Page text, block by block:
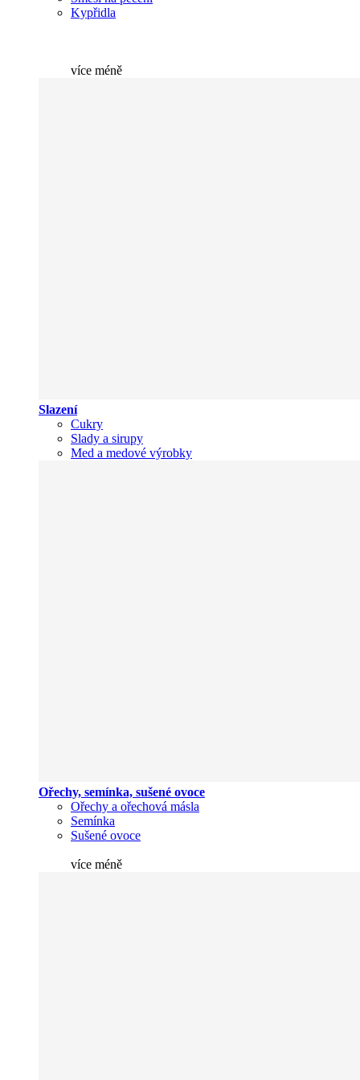
Kypřidla
více méně
Slazení
Cukry
Slady a sirupy
Med a medové výrobky
Ořechy, semínka, sušené ovoce
Ořechy a ořechová másla
Semínka
Sušené ovoce
více méně